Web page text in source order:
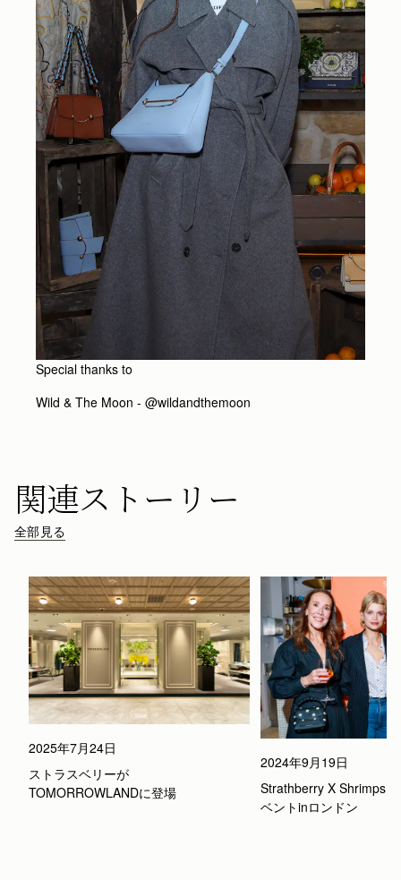
Special thanks to
Wild & The Moon - @wildandthemoon
関連ストーリー
全部見る
2025年7月24日
ストラスベリーが
TOMORROWLANDに登場
2024年9月19日
Strathberry X Shrimps |
ベントinロンドン